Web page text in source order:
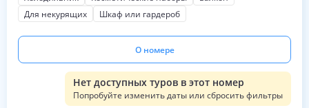
Для некурящих
Шкаф или гардероб
О номере
Нет доступных туров в этот номер
Попробуйте изменить даты или сбросить фильтры